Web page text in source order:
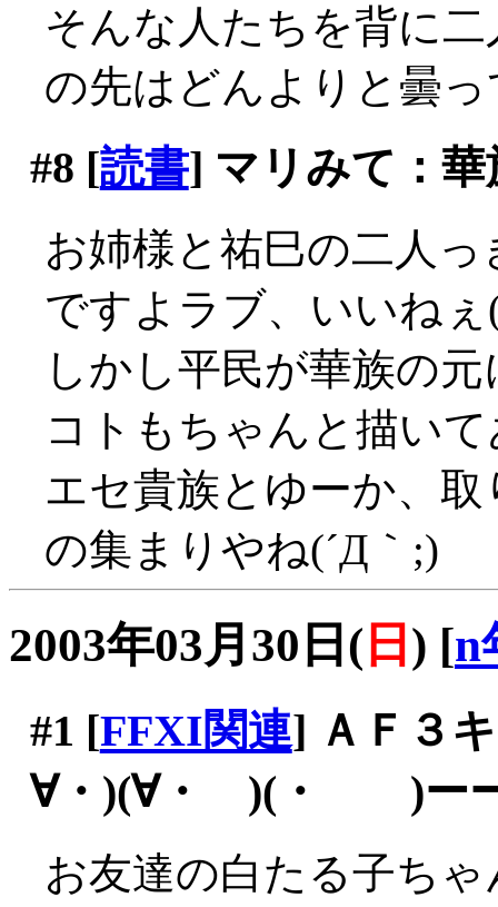
そんな人たちを背に
の先はどんよりと曇
#8 [読書] マリみて：
お姉様と祐巳の二人
ですよラブ、いいねぇ
しかし平民が華族の
コトもちゃんと描い
エセ貴族とゆーか、
の集まりやね(´Д｀;)
2003年03月30日( 日 ) [n
#1 [FFXI関連] ＡＦ３
∀・)(∀・ )(・ )ーー
お友達の白たる子ち